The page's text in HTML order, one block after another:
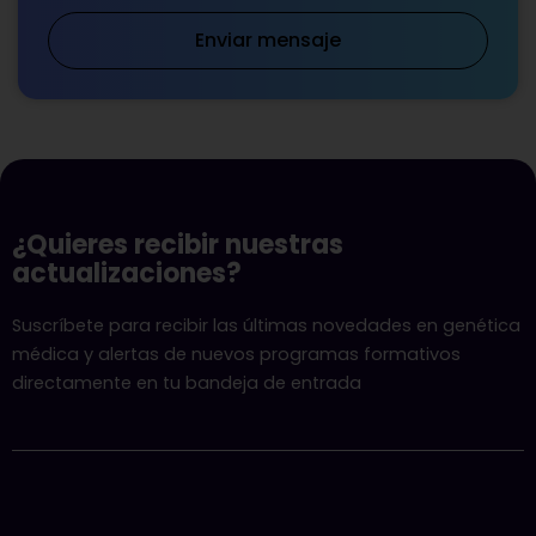
Enviar mensaje
¿Quieres recibir nuestras
actualizaciones?
Suscríbete para recibir las últimas novedades en genética
médica y alertas de nuevos programas formativos
directamente en tu bandeja de entrada